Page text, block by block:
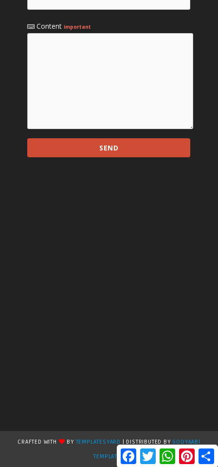
T
W
P
Content important
CRAFTED WITH BYTEMPLATESYARD | DISTRIBUTED BY GOOYAABI
TEMPLATES